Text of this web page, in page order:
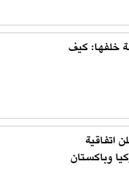
خلفها: كيف
اتفاقية
وباكستان